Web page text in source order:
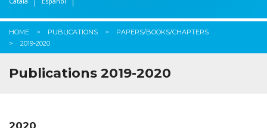
HOME PUBLICATIONS
PAPERS/BOOKS/CHAPTERS
2019-2020
Publications 2019-2020
2020